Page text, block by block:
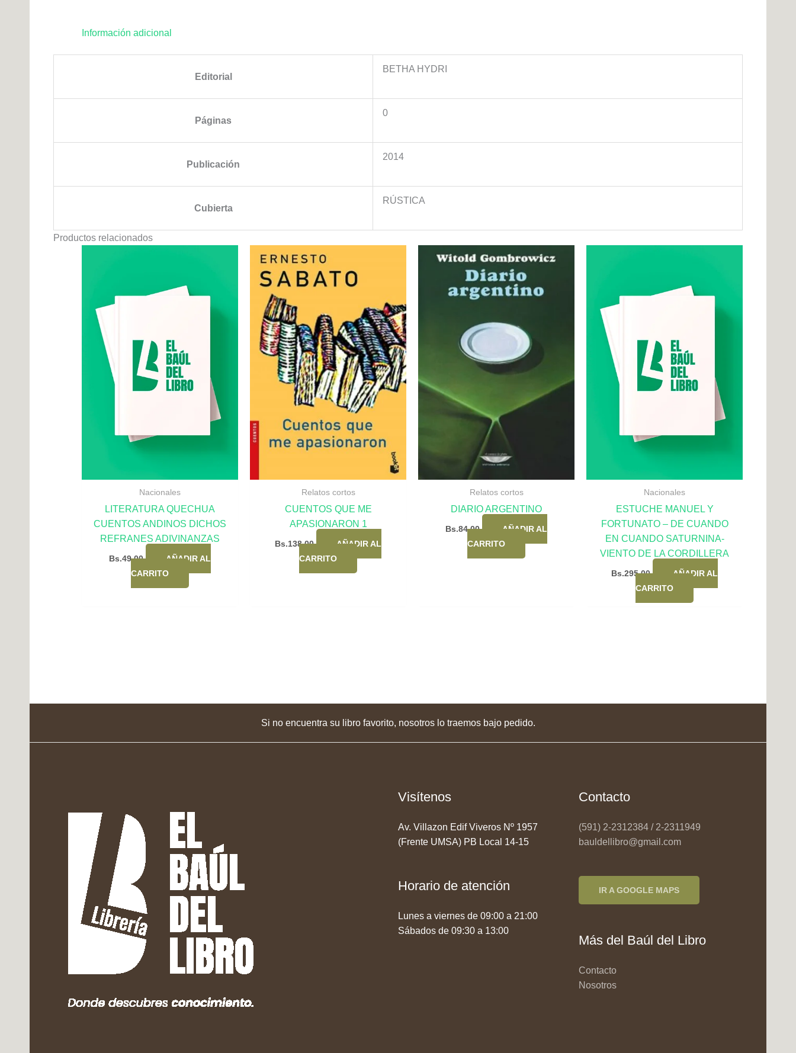
Información adicional
Editorial
BETHA HYDRI
Páginas
0
Publicación
2014
Cubierta
RÚSTICA
Productos relacionados
Nacionales
LITERATURA QUECHUA
CUENTOS ANDINOS DICHOS
REFRANES ADIVINANZAS
Bs.49,00
AÑADIR AL
CARRITO
Relatos cortos
CUENTOS QUE ME
APASIONARON 1
Bs.138,00
AÑADIR AL
CARRITO
Relatos cortos
DIARIO ARGENTINO
Bs.84,00
AÑADIR AL
CARRITO
Nacionales
ESTUCHE MANUEL Y
FORTUNATO – DE CUANDO
EN CUANDO SATURNINA-
VIENTO DE LA CORDILLERA
Bs.295,00
AÑADIR AL
CARRITO
Si no encuentra su libro favorito, nosotros lo traemos bajo pedido.
Visítenos
Av. Villazon Edif Viveros Nº 1957
(Frente UMSA) PB Local 14-15
Horario de atención
Lunes a viernes de 09:00 a 21:00
Sábados de 09:30 a 13:00
Contacto
(591) 2-2312384 / 2-2311949
bauldellibro@gmail.com
IR A GOOGLE MAPS
Más del Baúl del Libro
Contacto
Nosotros